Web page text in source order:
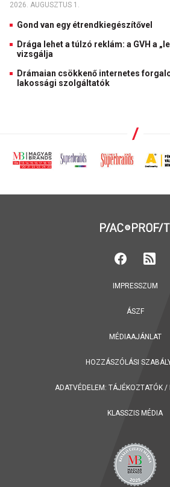
2026. AUGUSZTUS 1.
Gond van egy étrendkiegészítővel
Drága lehet a túlzó reklám: a GVH a
vizsgálja
Drámaian csökkenő internetes
lakossági szolgáltatók
IMPRESSZUM
ÁSZF
MÉDIAAJÁNLAT
HOZZÁSZÓLÁSI
ADATVÉDELEM: TÁJÉKOZTATÓK /
KLASSZIS MÉDIA